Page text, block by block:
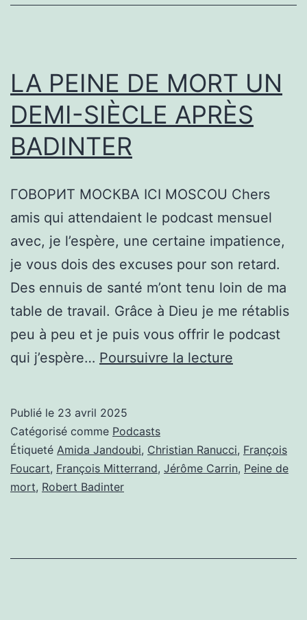
LA PEINE DE MORT UN
DEMI-SIÈCLE APRÈS
BADINTER
ГОВОРИТ МОСКВА ICI MOSCOU Chers
amis qui attendaient le podcast mensuel
avec, je l’espère, une certaine impatience,
je vous dois des excuses pour son retard.
Des ennuis de santé m’ont tenu loin de ma
table de travail. Grâce à Dieu je me rétablis
peu à peu et je puis vous offrir le podcast
qui j’espère… Poursuivre la lecture
UN
DEMI-
Publié le 23 avril 2025
Catégorisé comme Podcasts
Étiqueté Amida Jandoubi, Christian Ranucci, François
Foucart, François Mitterrand, Jérôme Carrin, Peine de
mort, Robert Badinter